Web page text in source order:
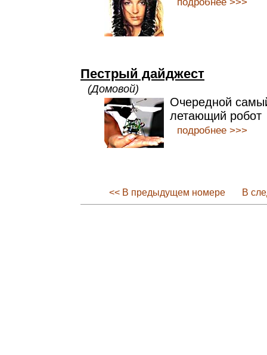
Пестрый дайджест
(Домовой)
Очередной
летающий робот
подробнее >>>
<< В предыдущем номере В